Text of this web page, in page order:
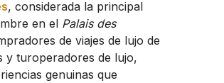
, considerada la principal
en el Palais des
de viajes de lujo de
y turoperadores de lujo,
genuinas que